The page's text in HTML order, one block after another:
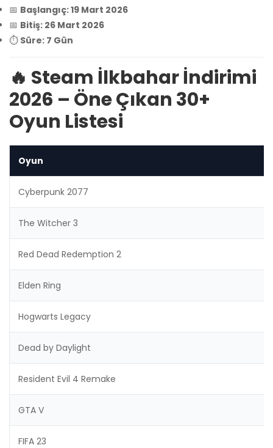
📅 Başlangıç: 19 Mart 2026
📅 Bitiş: 26 Mart 2026
⏱️ Süre: 7 Gün
🔥 Steam İlkbahar İndirimi
2026 – Öne Çıkan 30+
Oyun Listesi
Oyun
Cyberpunk 2077
The Witcher 3
Red Dead Redemption 2
Elden Ring
Hogwarts Legacy
Dead by Daylight
Resident Evil 4 Remake
GTA V
FIFA 23